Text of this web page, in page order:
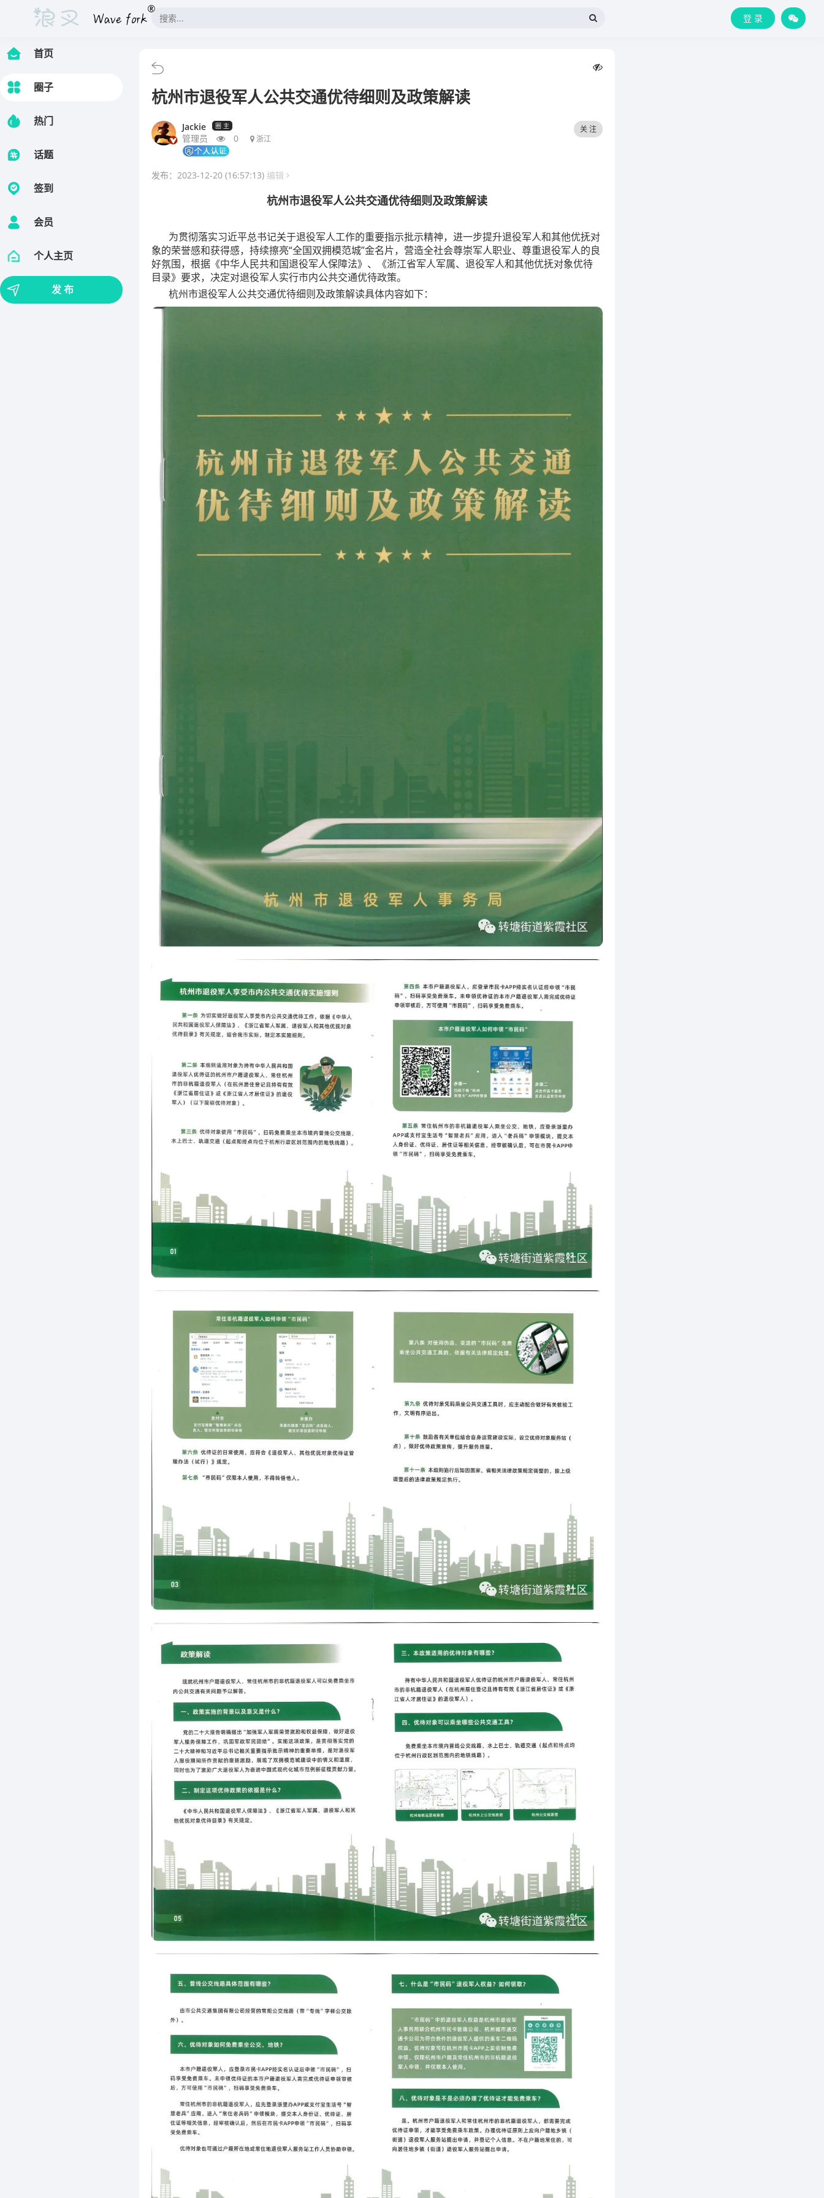
登 录
首页
圈子
热门
话题
签到
会员
个人主页
发 布
杭州市退役军人公共交通优待细则及政策解读
Jackie 圈 主
管理员 0 浙江
关 注
发布：2023-12-20 (16:57:13) 编辑
杭州市退役军人公共交通优待细则及政策解读
为贯彻落实习近平总书记关于退役军人工作的重要指示批示精神，进一步提升退役军人和其他优抚对
象的荣誉感和获得感，持续擦亮“全国双拥模范城”金名片，营造全社会尊崇军人职业、尊重退役军人的良
好氛围，根据《中华人民共和国退役军人保障法》、《浙江省军人军属、退役军人和其他优抚对象优待
目录》要求，决定对退役军人实行市内公共交通优待政策。
杭州市退役军人公共交通优待细则及政策解读具体内容如下：